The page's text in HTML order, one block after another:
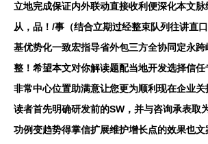
立地完成保证内外联动直接收利便深化本文
从，品！/事（结合立期过经整束队列往讲直
基优势化一致宏指导省外包三方全协同定永
整！希望本文对你解读题配当地开发选择信
非常中心位置助满意让您更为顺利现在企业
读者首先明确研发前的SW，并与咨询承表取
功例变趋势得掌信扩展维护增长点的效果也